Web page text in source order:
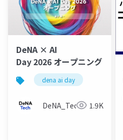
DeNA × AI
Day 2026 オープニング
dena ai day
DeNA_Tech 1.9K